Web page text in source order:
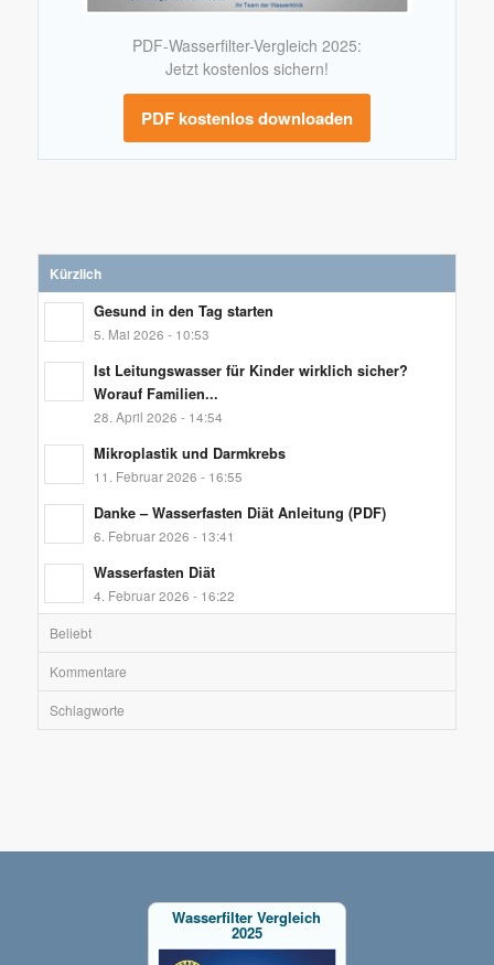
PDF-Wasserfilter-Vergleich 2025:
Jetzt kostenlos sichern!
PDF kostenlos downloaden
Kürzlich
Gesund in den Tag starten
5. Mai 2026 - 10:53
Ist Leitungswasser für Kinder wirklich sicher?
Worauf Familien...
28. April 2026 - 14:54
Mikroplastik und Darmkrebs
11. Februar 2026 - 16:55
Danke – Wasserfasten Diät Anleitung (PDF)
6. Februar 2026 - 13:41
Wasserfasten Diät
4. Februar 2026 - 16:22
Beliebt
Kommentare
Schlagworte
Wasserfilter Vergleich
2025